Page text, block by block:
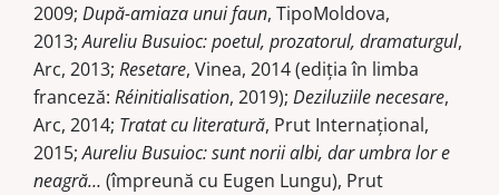
2009; După-amiaza unui faun, TipoMoldova,
2013;Aureliu Busuioc: poetul, prozatorul, dramaturgul,
Arc, 2013; Rese­tare, Vinea, 2014 (ediția în limba
franceză: Réinitialisation, 2019); Deziluziile necesare,
Arc, 2014; Tratat cu literatură, Prut Internațional,
2015;Aureliu Busuioc: sunt norii albi, dar umbra lor e
neagră… (împreună cu Eugen Lungu), Prut